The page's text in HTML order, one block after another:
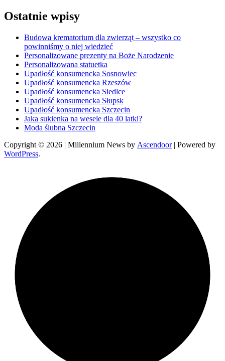
Ostatnie wpisy
Budowa krematorium dla zwierząt – wszystko co
powinniśmy o niej wiedzieć
Personalizowane prezenty na Boże Narodzenie
Personalizowana statuetka
Upadłość konsumencka Sosnowiec
Upadłość konsumencka Rzeszów
Upadłość konsumencka Siedlce
Upadłość konsumencka Słupsk
Upadłość konsumencka Szczecin
Jaka sukienka na wesele dla 40 latki?
Moda ślubna Szczecin
Copyright © 2026 | Millennium News by Ascendoor| Powered by
WordPress.